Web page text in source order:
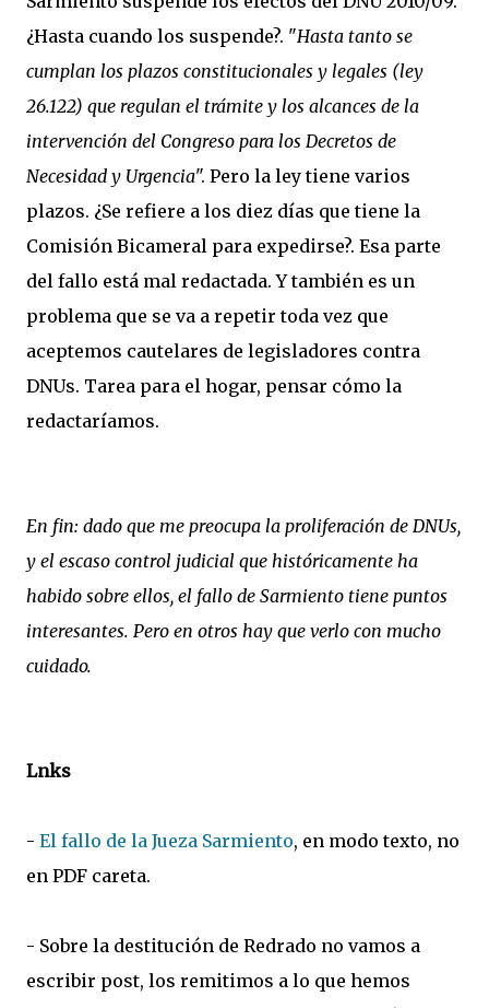
¿Hasta cuando los suspende?. "Hasta tanto se
cumplan los plazos constitucionales y legales (ley
26.122) que regulan el trámite y los alcances de la
intervención del Congreso para los Decretos de
Necesidad y Urgencia". Pero la ley tiene varios
plazos. ¿Se refiere a los diez días que tiene la
Comisión Bicameral para expedirse?. Esa parte
del fallo está mal redactada. Y también es un
problema que se va a repetir toda vez que
aceptemos cautelares de legisladores contra
DNUs. Tarea para el hogar, pensar cómo la
redactaríamos.
En fin: dado que me preocupa la proliferación de DNUs,
y el escaso control judicial que históricamente ha
habido sobre ellos, el fallo de Sarmiento tiene puntos
interesantes. Pero en otros hay que verlo con mucho
cuidado.
Lnks
- El fallo de la Jueza Sarmiento, en modo texto, no
en PDF careta.
- Sobre la destitución de Redrado no vamos a
escribir post, los remitimos a lo que hemos